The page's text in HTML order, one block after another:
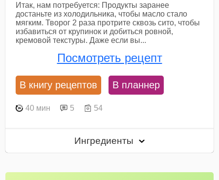
Итак, нам потребуется: Продукты заранее
достаньте из холодильника, чтобы масло стало
мягким. Творог 2 раза протрите сквозь сито, чтобы
избавиться от крупинок и добиться ровной,
кремовой текстуры. Даже если вы...
Посмотреть рецепт
В книгу рецептов В планнер
40 мин 5 54
Ингредиенты